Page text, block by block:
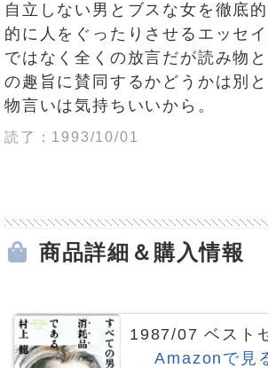
自立しない男とブスな女を徹底
的に人をぐったりさせるエッセ
ではなく全くの放言だが読み物
の趣旨に賛同するかどうかは別
物言いは気持ちいいから。
読了：1993/10/01
商品詳細＆購入情報
1987/07 ベスト
Amazonで見